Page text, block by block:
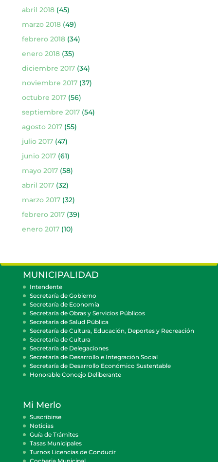
abril 2018(45)
marzo 2018(49)
febrero 2018(34)
enero 2018(35)
diciembre 2017(34)
noviembre 2017(37)
octubre 2017(56)
septiembre 2017(54)
agosto 2017(55)
julio 2017(47)
junio 2017(61)
mayo 2017(58)
abril 2017(32)
marzo 2017(32)
febrero 2017(39)
enero 2017(10)
MUNICIPALIDAD
Intendente
Secretaría de Gobierno
Secretaría de Economía
Secretaría de Obras y Servicios Públicos
Secretaría de Salud Pública
Secretaría de Cultura, Educación, Deportes y Recreación
Secretaría de Cultura
Secretaría de Delegaciones
Secretaría de Desarrollo e Integración Social
Secretaría de Desarrollo Económico Sustentable
Honorable Concejo Deliberante
Mi Merlo
Suscribirse
Noticias
Guía de Trámites
Tasas Municipales
Turnos Licencias de Conducir